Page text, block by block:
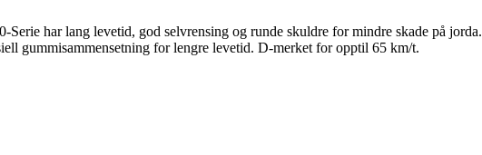
har lang levetid, god selvrensing og runde skuldre for mindre skade på jorda.
gummisammensetning for lengre levetid. D-merket for opptil 65 km/t.